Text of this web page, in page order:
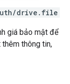
drive.file
giá bảo mật để
thông tin,